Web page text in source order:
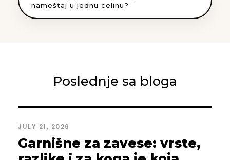
nameštaj u jednu celinu?
Poslednje sa bloga
JULY 21, 2026
Garnišne za zavese: vrste,